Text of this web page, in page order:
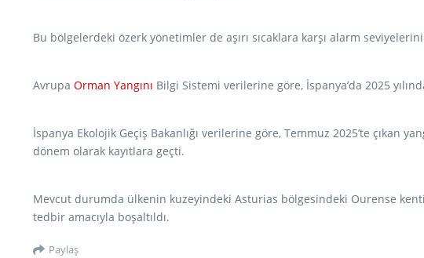
Bu bölgelerdeki özerk yönetimler de aşırı sıcaklara karşı alarm
Avrupa Orman Yangını Bilgi Sistemi verilerine göre, İspanya’da 2025
İspanya Ekolojik Geçiş Bakanlığı verilerine göre, Temmuz 2025’te çıkan
dönem olarak kayıtlara geçti.
Mevcut durumda ülkenin kuzeyindeki Asturias bölgesindeki Ourense
tedbir amacıyla boşaltıldı.
Paylaş